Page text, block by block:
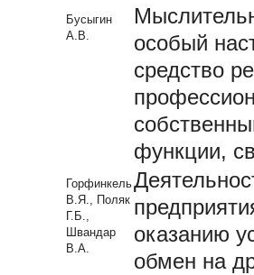
Бусыгин
А.В.
особый
средство
функции,
Горфинкель
В.Я., Поляк
Г.Б.,
Швандар
В.А.
оказанию
обмен на